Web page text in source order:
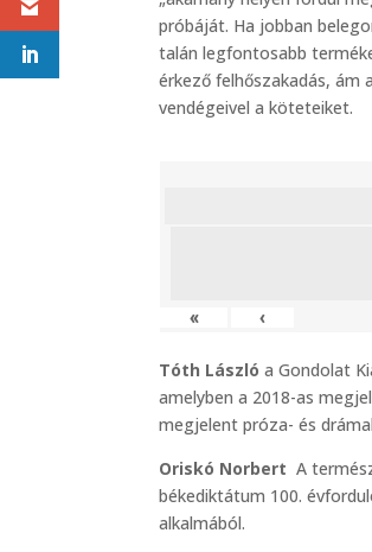
próbáját. Ha jobban
talán legfontosabb
érkező felhőszakadás, ám
vendégeivel a köteteiket.
« ‹
Tóth László a Gondolat
amelyben a 2018-as
megjelent próza- és
Oriskó Norbert A
békediktátum 100.
alkalmából.